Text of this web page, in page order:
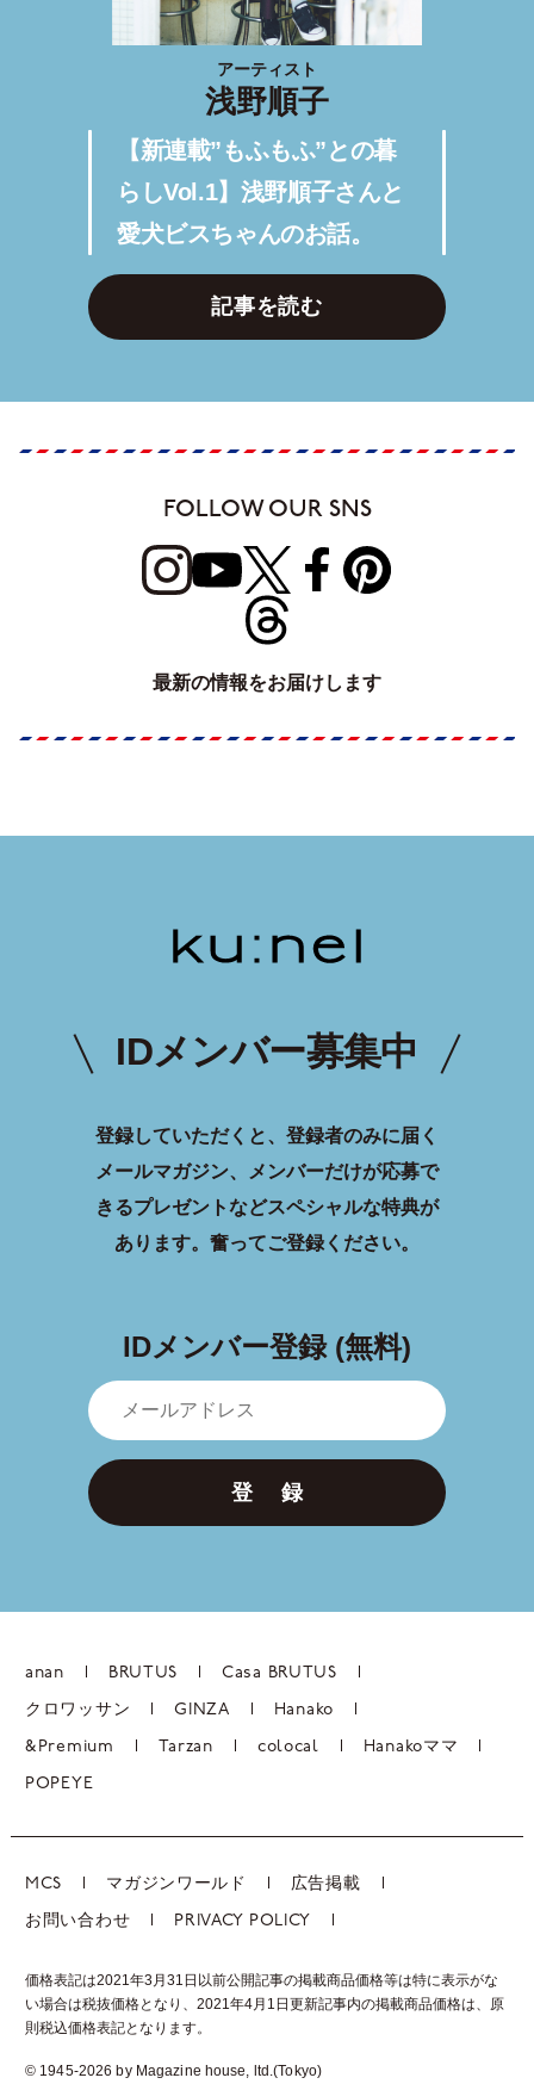
アーティスト
浅野順子
【新連載”もふもふ”との暮
らしVol.1】浅野順子さんと
愛犬ビスちゃんのお話。
記事を読む
FOLLOW OUR SNS
最新の情報をお届けします
IDメンバー募集中
登録していただくと、登録者のみに届く
メールマガジン、メンバーだけが応募で
きるプレゼントなどスペシャルな特典が
あります。 奮ってご登録ください。
IDメンバー登録 (無料)
登 録
anan BRUTUS Casa BRUTUS
クロワッサン GINZA Hanako
&Premium Tarzan colocal Hanakoママ
POPEYE
MCS マガジンワールド 広告掲載
お問い合わせ PRIVACY POLICY
価格表記は2021年3月31日以前公開記事の掲載商品価格等は特に表示がな
い場合は税抜価格となり、2021年4月1日更新記事内の掲載商品価格は、 原
則税込価格表記となります。
© 1945-2026 by Magazine house, ltd.(Tokyo)